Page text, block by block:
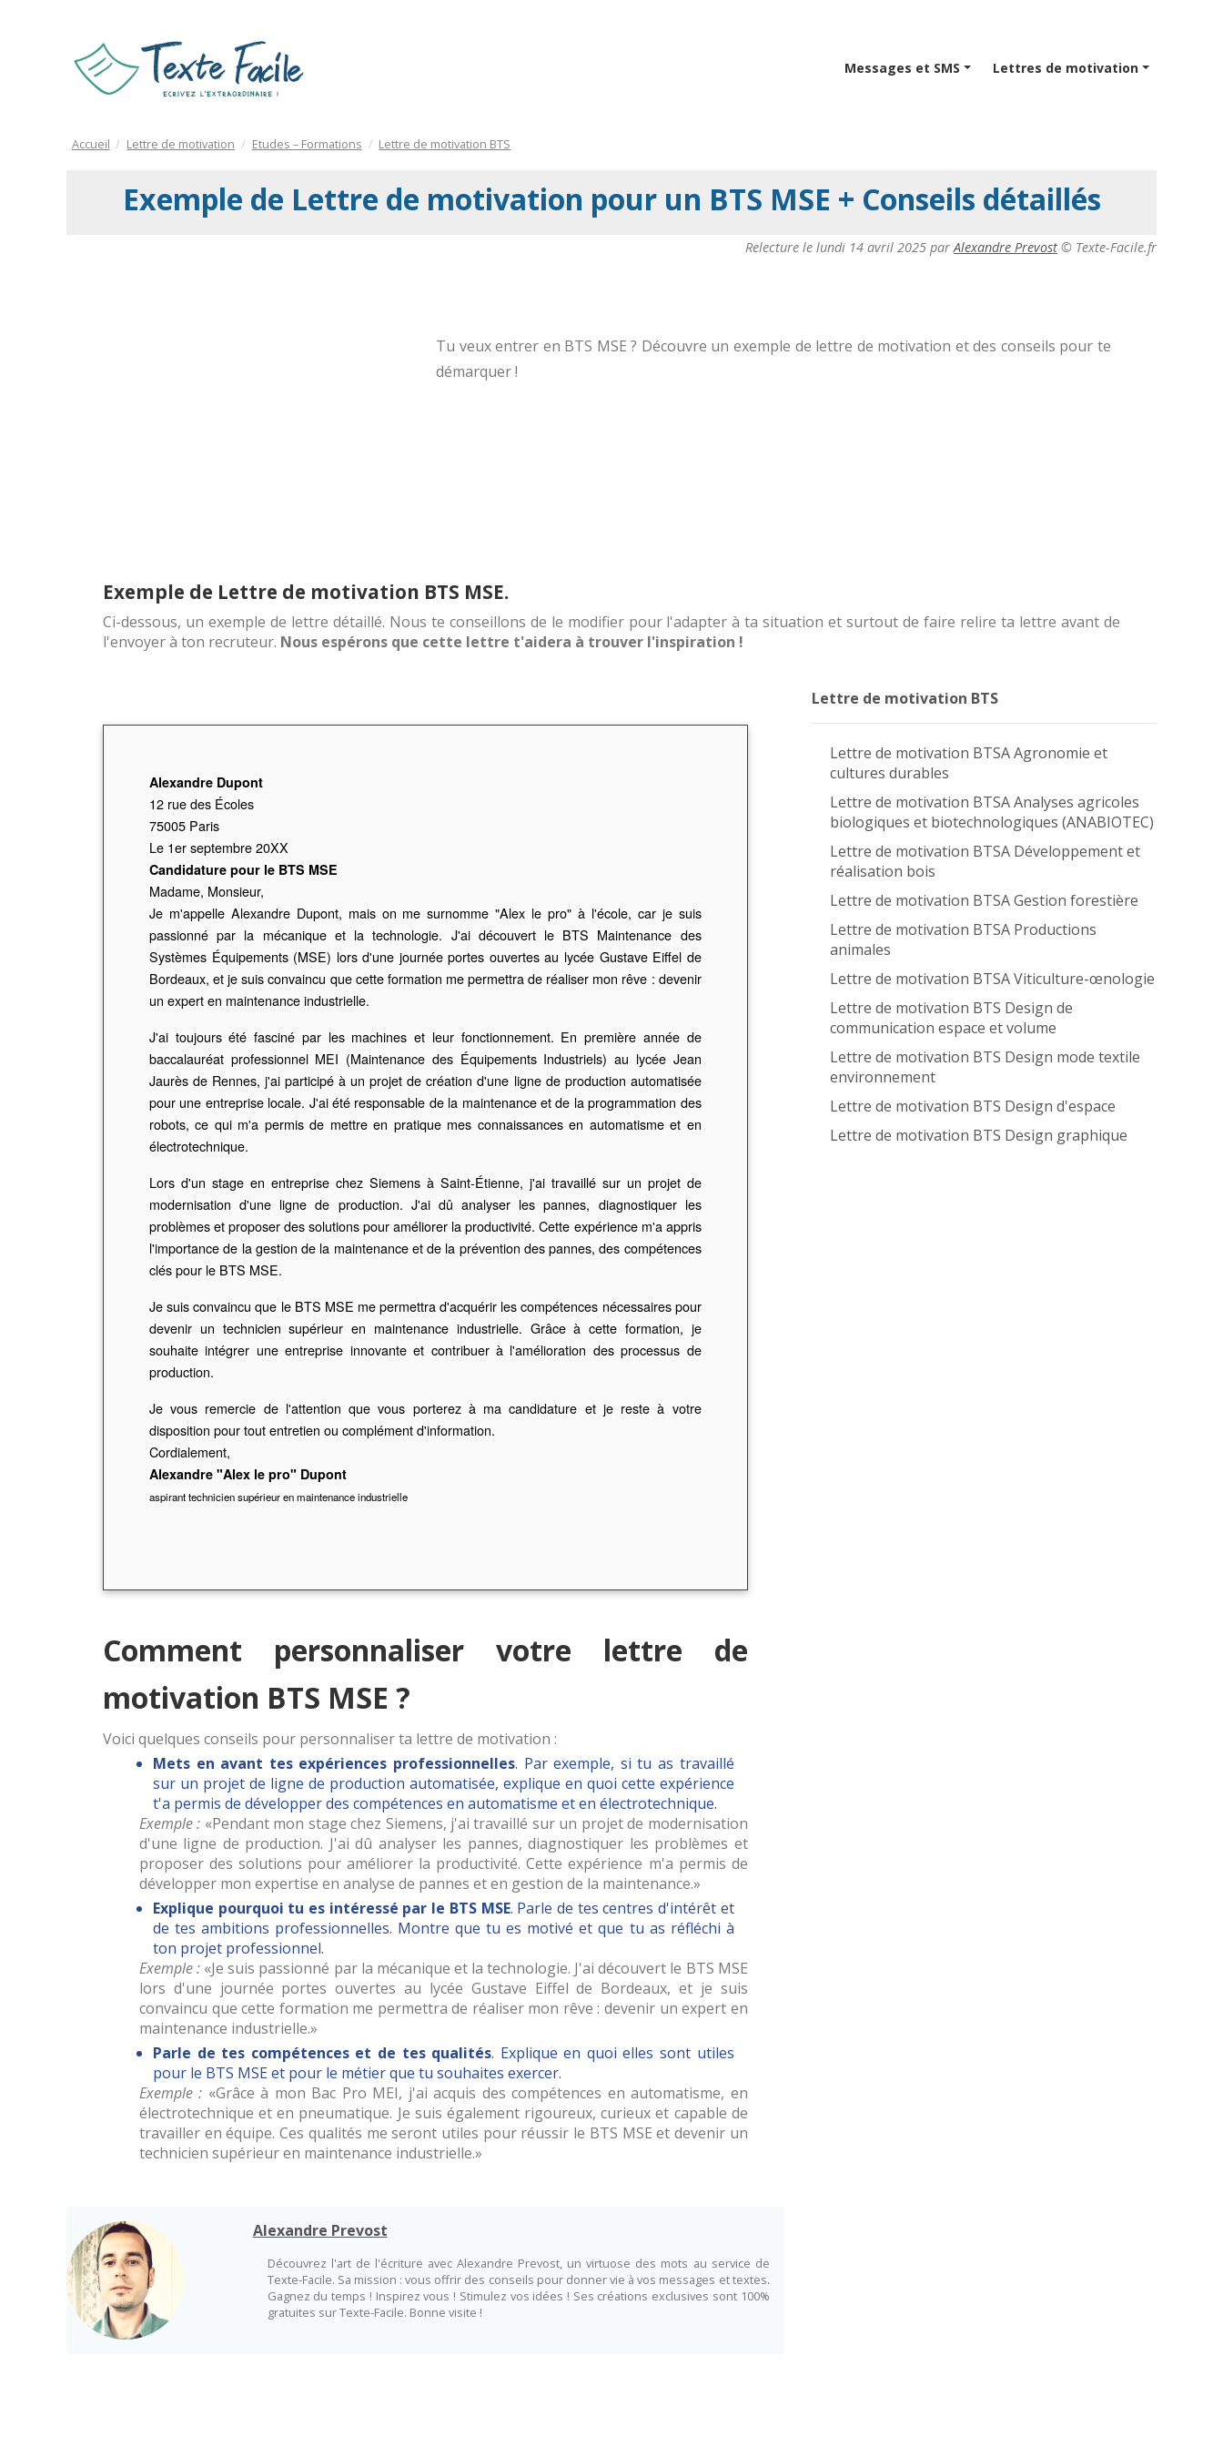
Messages et SMS Lettres de motivation
Accueil Lettre de motivation Etudes – Formations Lettre de motivation BTS
Exemple de Lettre de motivation pour un BTS MSE + Conseils détaillés
Relecture le lundi 14 avril 2025 parAlexandre Prevost © Texte-Facile.fr
Tu veux entrer en BTS MSE ? Découvre un exemple de lettre de motivation et des conseils pour te
démarquer !
Exemple de Lettre de motivation BTS MSE.
Ci-dessous, un exemple de lettre détaillé. Nous te conseillons de le modifier pour l'adapter à ta situation et surtout de faire relire ta lettre avant de
l'envoyer à ton recruteur. Nous espérons que cette lettre t'aidera à trouver l'inspiration !
Alexandre Dupont
12 rue des Écoles
75005 Paris
Le 1er septembre 20XX
Candidature pour le BTS MSE
Madame, Monsieur,
Je m'appelle Alexandre Dupont, mais on me surnomme "Alex le pro" à l'école, car je suis
passionné par la mécanique et la technologie. J'ai découvert le BTS Maintenance des
Systèmes Équipements (MSE) lors d'une journée portes ouvertes au lycée Gustave Eiffel de
Bordeaux, et je suis convaincu que cette formation me permettra de réaliser mon rêve : devenir
un expert en maintenance industrielle.
J'ai toujours été fasciné par les machines et leur fonctionnement. En première année de
baccalauréat professionnel MEI (Maintenance des Équipements Industriels) au lycée Jean
Jaurès de Rennes, j'ai participé à un projet de création d'une ligne de production automatisée
pour une entreprise locale. J'ai été responsable de la maintenance et de la programmation des
robots, ce qui m'a permis de mettre en pratique mes connaissances en automatisme et en
électrotechnique.
Lors d'un stage en entreprise chez Siemens à Saint-Étienne, j'ai travaillé sur un projet de
modernisation d'une ligne de production. J'ai dû analyser les pannes, diagnostiquer les
problèmes et proposer des solutions pour améliorer la productivité. Cette expérience m'a appris
l'importance de la gestion de la maintenance et de la prévention des pannes, des compétences
clés pour le BTS MSE.
Je suis convaincu que le BTS MSE me permettra d'acquérir les compétences nécessaires pour
devenir un technicien supérieur en maintenance industrielle. Grâce à cette formation, je
souhaite intégrer une entreprise innovante et contribuer à l'amélioration des processus de
production.
Je vous remercie de l'attention que vous porterez à ma candidature et je reste à votre
disposition pour tout entretien ou complément d'information.
Cordialement,
Alexandre "Alex le pro" Dupont
aspirant technicien supérieur en maintenance industrielle
Comment personnaliser votre lettre de
motivation BTS MSE ?
Voici quelques conseils pour personnaliser ta lettre de motivation :
Mets en avant tes expériences professionnelles. Par exemple, si tu as travaillé
sur un projet de ligne de production automatisée, explique en quoi cette expérience
t'a permis de développer des compétences en automatisme et en électrotechnique.
Exemple : Pendant mon stage chez Siemens, j'ai travaillé sur un projet de modernisation
d'une ligne de production. J'ai dû analyser les pannes, diagnostiquer les problèmes et
proposer des solutions pour améliorer la productivité. Cette expérience m'a permis de
développer mon expertise en analyse de pannes et en gestion de la maintenance.
Explique pourquoi tu es intéressé par le BTS MSE. Parle de tes centres d'intérêt et
de tes ambitions professionnelles. Montre que tu es motivé et que tu as réfléchi à
ton projet professionnel.
Exemple : Je suis passionné par la mécanique et la technologie. J'ai découvert le BTS MSE
lors d'une journée portes ouvertes au lycée Gustave Eiffel de Bordeaux, et je suis
convaincu que cette formation me permettra de réaliser mon rêve : devenir un expert en
maintenance industrielle.
Parle de tes compétences et de tes qualités. Explique en quoi elles sont utiles
pour le BTS MSE et pour le métier que tu souhaites exercer.
Exemple :
Grâce à mon Bac Pro MEI, j'ai acquis des compétences en automatisme, en
électrotechnique et en pneumatique. Je suis également rigoureux, curieux et capable de
travailler en équipe. Ces qualités me seront utiles pour réussir le BTS MSE et devenir un
technicien supérieur en maintenance industrielle.
Alexandre Prevost
Découvrez l'art de l'écriture avec Alexandre Prevost, un virtuose des mots au service de
Texte-Facile. Sa mission : vous offrir des conseils pour donner vie à vos messages et textes.
Gagnez du temps ! Inspirez vous ! Stimulez vos idées ! Ses créations exclusives sont 100%
gratuites sur Texte-Facile. Bonne visite !
Lettre de motivation BTS
Lettre de motivation BTSA Agronomie et
cultures durables
Lettre de motivation BTSA Analyses agricoles
biologiques et biotechnologiques (ANABIOTEC)
Lettre de motivation BTSA Développement et
réalisation bois
Lettre de motivation BTSA Gestion forestière
Lettre de motivation BTSA Productions
animales
Lettre de motivation BTSA Viticulture-œnologie
Lettre de motivation BTS Design de
communication espace et volume
Lettre de motivation BTS Design mode textile
environnement
Lettre de motivation BTS Design d'espace
Lettre de motivation BTS Design graphique